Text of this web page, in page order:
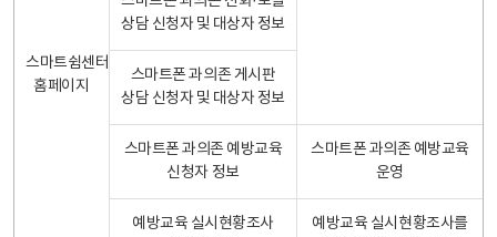
스마트쉼센터
홈페이지
상담 신청자 및 대상자 정보
스마트폰 과의존 게시판
상담 신청자 및 대상자 정보
스마트폰 과의존 예방교육
신청자 정보
스마트폰 과의존 예방교육
운영
예방교육 실시현황조사
예방교육 실시현황조사를